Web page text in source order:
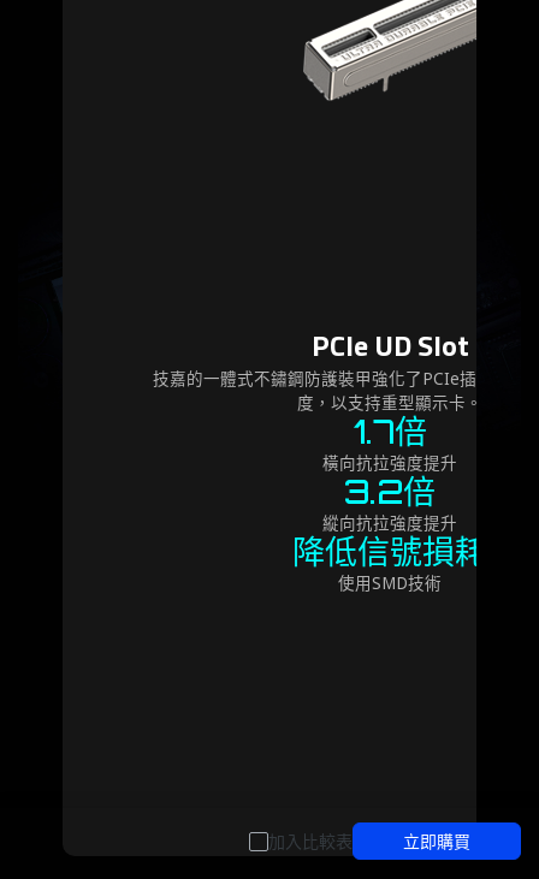
加入比較表 立即購買
PCIe UD Slot
技嘉的一體式不鏽鋼防護裝甲強化了PCIe插槽，提
度，以支持重型顯示卡。
1.7倍
橫向抗拉強度提升
3.2倍
縱向抗拉強度提升
降低信號損耗
使用SMD技術